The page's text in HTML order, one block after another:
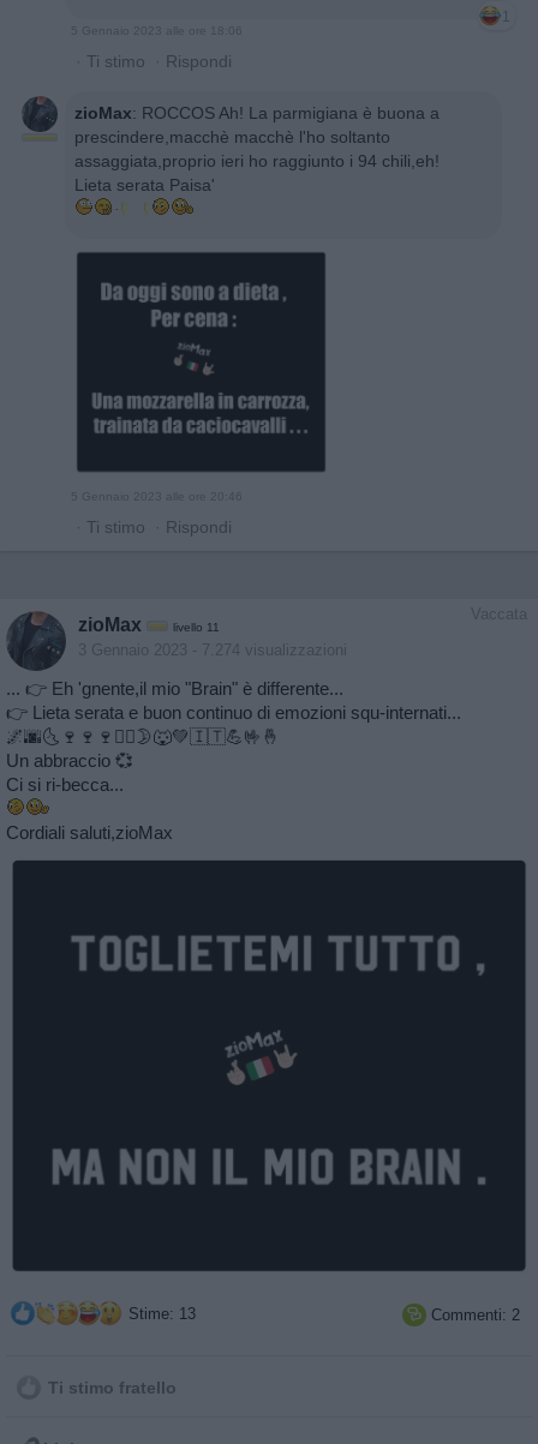
1
5 Gennaio 2023 alle ore 18:06
· Ti stimo · Rispondi
zioMax: ROCCOS Ah! La parmigiana è buona a
prescindere,macchè macchè l'ho soltanto
assaggiata,proprio ieri ho raggiunto i 94 chili,eh!
Lieta serata Paisa'
5 Gennaio 2023 alle ore 20:46
· Ti stimo · Rispondi
Vaccata
zioMax livello 11
3 Gennaio 2023 - 7.274 visualizzazioni
... 👉 Eh 'gnente,il mio "Brain" è differente...
👉 Lieta serata e buon continuo di emozioni squ-internati...
🌌🌆🌜🍷🍷🍷🏃‍♂️🌛🐺💚🇮🇹💪🤟🤞
Un abbraccio 💞
Ci si ri-becca...
Cordiali saluti,zioMax
Stime: 13  Commenti: 2
Ti stimo fratello